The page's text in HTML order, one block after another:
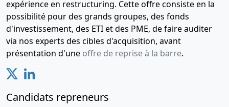
expérience en restructuring. Cette offre consiste en la
possibilité pour des grands groupes, des fonds
d'investissement, des ETI et des PME, de faire auditer
via nos experts des cibles d'acquisition, avant
présentation d'une offre de reprise à la barre.
Candidats repreneurs